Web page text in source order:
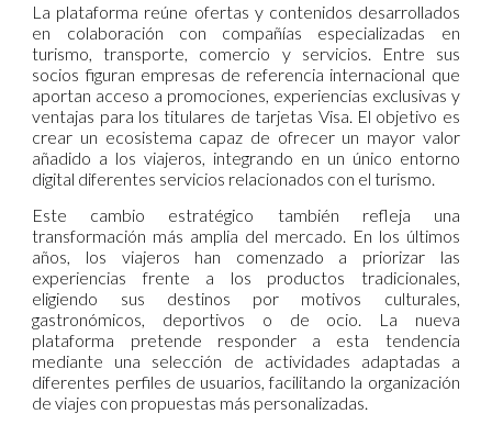
La plataforma reúne ofertas y contenidos desarrollados
en colaboración con compañías especializadas en
turismo, transporte, comercio y servicios. Entre sus
socios figuran empresas de referencia internacional que
aportan acceso a promociones, experiencias exclusivas y
ventajas para los titulares de tarjetas Visa. El objetivo es
crear un ecosistema capaz de ofrecer un mayor valor
añadido a los viajeros, integrando en un único entorno
digital diferentes servicios relacionados con el turismo.
Este cambio estratégico también refleja una
transformación más amplia del mercado. En los últimos
años, los viajeros han comenzado a priorizar las
experiencias frente a los productos tradicionales,
eligiendo sus destinos por motivos culturales,
gastronómicos, deportivos o de ocio. La nueva
plataforma pretende responder a esta tendencia
mediante una selección de actividades adaptadas a
diferentes perfiles de usuarios, facilitando la organización
de viajes con propuestas más personalizadas.